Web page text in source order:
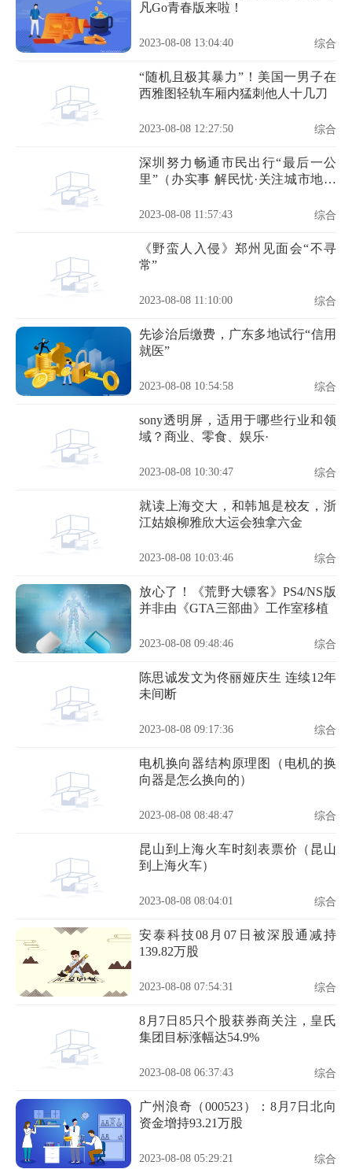
凡Go青春版来啦！
2023-08-08 13:04:40 综合
“随机且极其暴力”！美国一男子在
西雅图轻轨车厢内猛刺他人十几刀
2023-08-08 12:27:50 综合
深圳努力畅通市民出行“最后一公
里”（办实事 解民忧·关注城市地面
2023-08-08 11:57:43 综合
《野蛮人入侵》郑州见面会“不寻
常”
2023-08-08 11:10:00 综合
先诊治后缴费，广东多地试行“信用
就医”
2023-08-08 10:54:58 综合
sony透明屏，适用于哪些行业和领
域？商业、零食、娱乐·
2023-08-08 10:30:47 综合
就读上海交大，和韩旭是校友，浙
江姑娘柳雅欣大运会独拿六金
2023-08-08 10:03:46 综合
放心了！《荒野大镖客》PS4/NS版
并非由《GTA三部曲》工作室移植
2023-08-08 09:48:46 综合
陈思诚发文为佟丽娅庆生 连续12年
未间断
2023-08-08 09:17:36 综合
电机换向器结构原理图（电机的换
向器是怎么换向的）
2023-08-08 08:48:47 综合
昆山到上海火车时刻表票价（昆山
到上海火车）
2023-08-08 08:04:01 综合
安泰科技08月07日被深股通减持
139.82万股
2023-08-08 07:54:31 综合
8月7日85只个股获券商关注，皇氏
集团目标涨幅达54.9%
2023-08-08 06:37:43 综合
广州浪奇（000523）：8月7日北向
资金增持93.21万股
2023-08-08 05:29:21 综合